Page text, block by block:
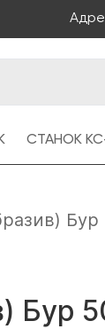
СТАНОК
Бур